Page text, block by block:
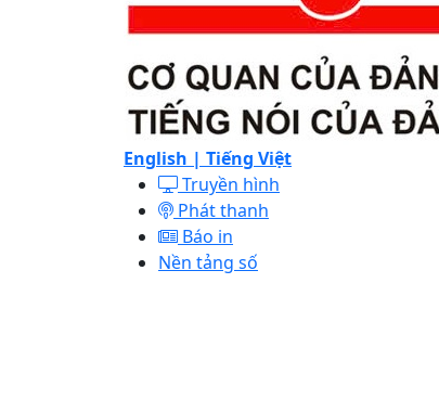
English | Tiếng Việt
Truyền hình
Phát thanh
Báo in
Nền tảng số